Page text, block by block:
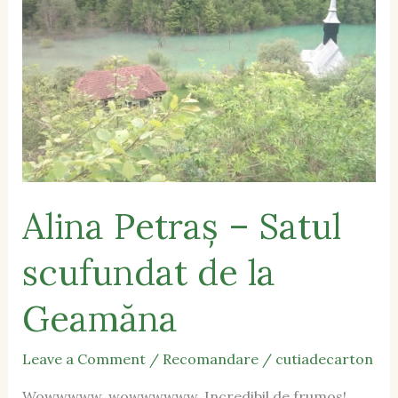
Alina Petraș – Satul
scufundat de la
Geamăna
Leave a Comment / Recomandare/ cutiadecarton
Satul
scufundat
la
Geamăna